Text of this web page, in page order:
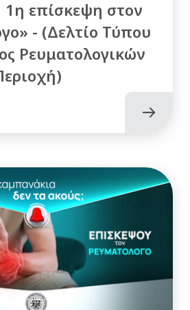
επίσκεψη στον
- (Δελτίο Τύπου
Ρευματολογικών